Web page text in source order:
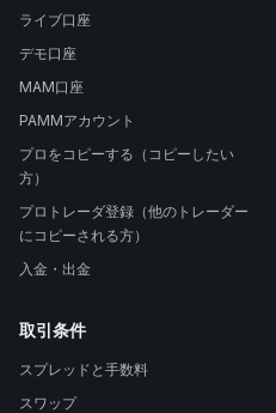
ライブ口座
デモ口座
MAM口座
PAMMアカウント
プロをコピーする（コピーしたい
方）
プロトレーダ登録（他のトレーダー
にコピーされる方）
入金・出金
取引条件
スプレッドと手数料
スワップ